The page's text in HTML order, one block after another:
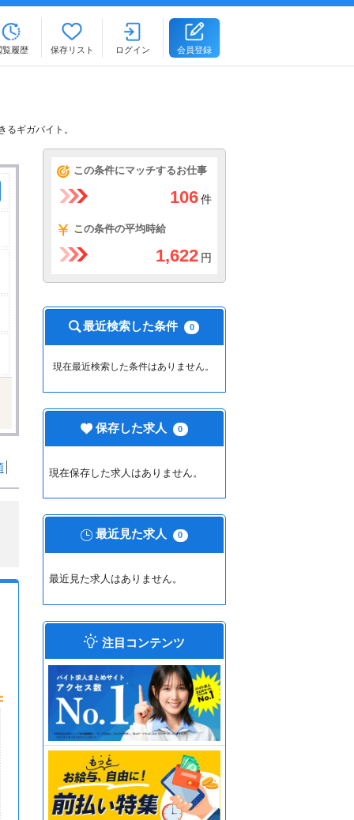
覧履歴 保存リスト ログイン 会員登録
ギガバイト。
この条件にマッチするお仕事
106 件
この条件の平均時給
1,622 円
最近検索した条件 0
現在最近検索した条件はありません。
保存した求人 0
現在保存した求人はありません。
最近見た求人 0
最近見た求人はありません。
注目コンテンツ